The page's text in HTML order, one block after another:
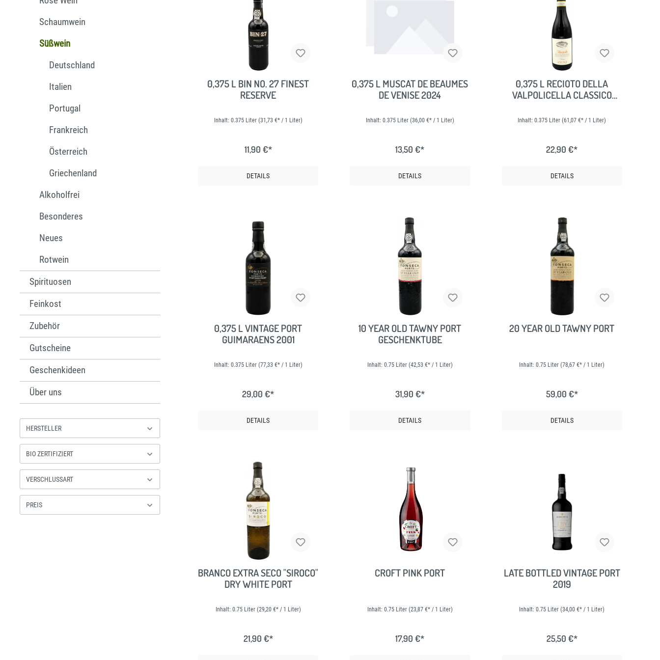
ALKOHOLFREI
DEUTSCHLAND
PORTUGAL
FRANKREICH
GRIECHENLAND
Schaumwein
Süßwein
Deutschland
Italien
Portugal
Frankreich
Österreich
Griechenland
Alkoholfrei
Besonderes
Neues
Rotwein
Spirituosen
Feinkost
Zubehör
Gutscheine
Geschenkideen
Über uns
HERSTELLER
BIO ZERTIFIZIERT
VERSCHLUSSART
PREIS
0,375 L BIN NO. 27 FINEST
RESERVE
Inhalt: 0.375 Liter (31,73 €* / 1 Liter)
11,90 €*
DETAILS
0,375 L MUSCAT DE BEAUMES
DE VENISE 2024
Inhalt: 0.375 Liter (36,00 €* / 1 Liter)
13,50 €*
DETAILS
0,375 L RECIOTO DELLA
VALPOLICELLA CLASSICO
Inhalt:0.375 Liter(61,07 €* / 1 Liter)
22,90 €*
DETAILS
0,375 L VINTAGE PORT
GUIMARAENS 2001
Inhalt: 0.375 Liter (77,33 €* / 1 Liter)
29,00 €*
DETAILS
10 YEAR OLD TAWNY PORT
GESCHENKTUBE
Inhalt: 0.75 Liter (42,53 €* / 1 Liter)
31,90 €*
DETAILS
20 YEAR OLD TAWNY PORT
Inhalt:0.75 Liter(78,67 €* / 1 Liter)
59,00 €*
DETAILS
BRANCO EXTRA SECO "SIROCO"
DRY WHITE PORT
Inhalt: 0.75 Liter (29,20 €* / 1 Liter)
21,90 €*
CROFT PINK PORT
Inhalt: 0.75 Liter (23,87 €* / 1 Liter)
17,90 €*
LATE BOTTLED VINTAGE PORT
2019
Inhalt:0.75 Liter(34,00 €* / 1 Liter)
25,50 €*